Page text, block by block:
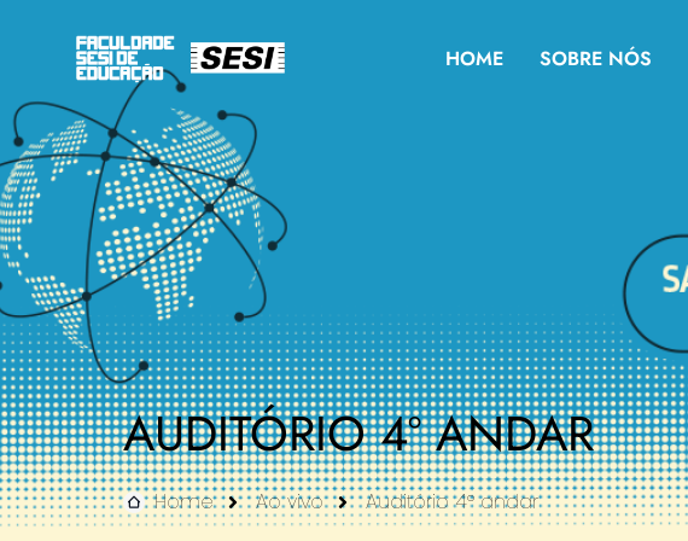
HOME SOBRE NÓS
AUDITÓRIO 4º ANDAR
Home Ao vivo Auditório 4º andar